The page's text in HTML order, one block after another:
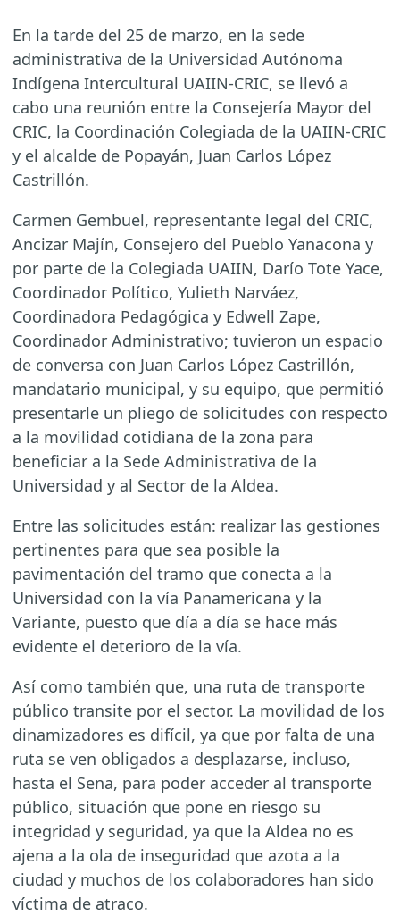
En la tarde del 25 de marzo, en la sede
administrativa de la Universidad Autónoma
Indígena Intercultural UAIIN-CRIC, se llevó a
cabo una reunión entre la Consejería Mayor del
CRIC, la Coordinación Colegiada de la UAIIN-CRIC
y el alcalde de Popayán, Juan Carlos López
Castrillón.
Carmen Gembuel, representante legal del CRIC,
Ancizar Majín, Consejero del Pueblo Yanacona y
por parte de la Colegiada UAIIN, Darío Tote Yace,
Coordinador Político, Yulieth Narváez,
Coordinadora Pedagógica y Edwell Zape,
Coordinador Administrativo; tuvieron un espacio
de conversa con Juan Carlos López Castrillón,
mandatario municipal, y su equipo, que permitió
presentarle un pliego de solicitudes con respecto
a la movilidad cotidiana de la zona para
beneficiar a la Sede Administrativa de la
Universidad y al Sector de la Aldea.
Entre las solicitudes están: realizar las gestiones
pertinentes para que sea posible la
pavimentación del tramo que conecta a la
Universidad con la vía Panamericana y la
Variante, puesto que día a día se hace más
evidente el deterioro de la vía.
Así como también que, una ruta de transporte
público transite por el sector. La movilidad de los
dinamizadores es difícil, ya que por falta de una
ruta se ven obligados a desplazarse, incluso,
hasta el Sena, para poder acceder al transporte
público, situación que pone en riesgo su
integridad y seguridad, ya que la Aldea no es
ajena a la ola de inseguridad que azota a la
ciudad y muchos de los colaboradores han sido
víctima de atraco.